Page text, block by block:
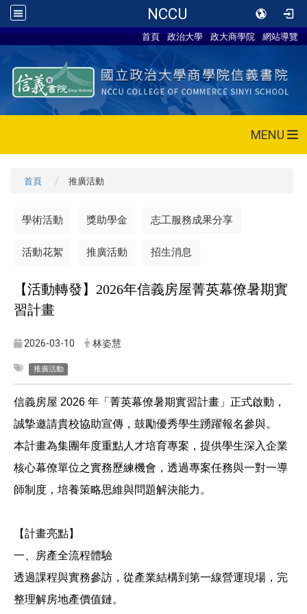
NCCU
首頁 政治大學 政大商學院 網站導覽
MENU
首頁 推廣活動
學術活動 獎助學金 志工服務成果分享
活動花絮 推廣活動 招生消息
【活動轉發】2026年信義房屋菁英幕僚暑期實
習計畫
2026-03-10 林姿慧
推廣活動
信義房屋 2026 年「菁英幕僚暑期實習計畫」正式啟動，
誠摯邀請貴校協助宣傳，鼓勵優秀學生踴躍報名參與。
本計畫為集團年度重點人才培育專案，提供學生深入企業
核心幕僚單位之實務歷練機會，透過專案任務與一對一導
師制度，培養策略思維與問題解決能力。
【計畫亮點】
一、房產全流程體驗
透過課程與實務參訪，從產業結構到第一線營運現場，完
整理解房地產價值鏈。